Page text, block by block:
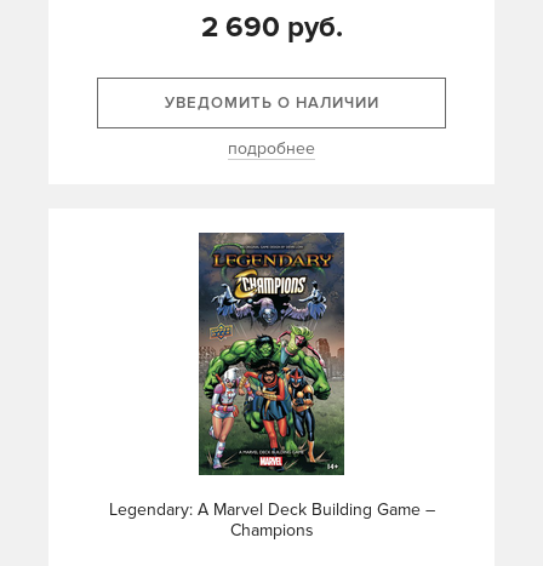
2 690 руб.
УВЕДОМИТЬ О НАЛИЧИИ
подробнее
Legendary: A Marvel Deck Building Game –
Champions